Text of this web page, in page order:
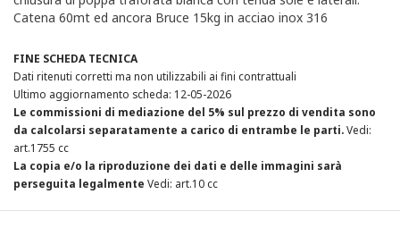
Catena 60mt ed ancora Bruce 15kg in acciao inox 316
FINE SCHEDA TECNICA
Dati ritenuti corretti ma non utilizzabili ai fini contrattuali
Ultimo aggiornamento scheda: 12-05-2026
Le commissioni di mediazione del 5% sul prezzo di vendita sono
da calcolarsi separatamente a carico di entrambe le parti.Vedi:
art.1755 cc
La copia e/o la riproduzione dei dati e delle immagini sarà
perseguita legalmente Vedi: art.10 cc